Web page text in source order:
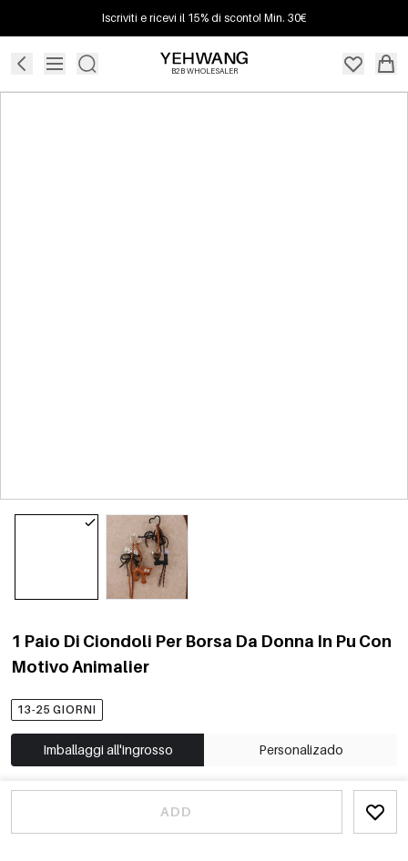
Iscriviti e ricevi il 15% di sconto! Min. 30€
B2B WHOLESALER
1 Paio Di Ciondoli Per Borsa Da Donna In Pu Con
Motivo Animalier
13-25 GIORNI
Imballaggi all'ingrosso Personalizado
ADD